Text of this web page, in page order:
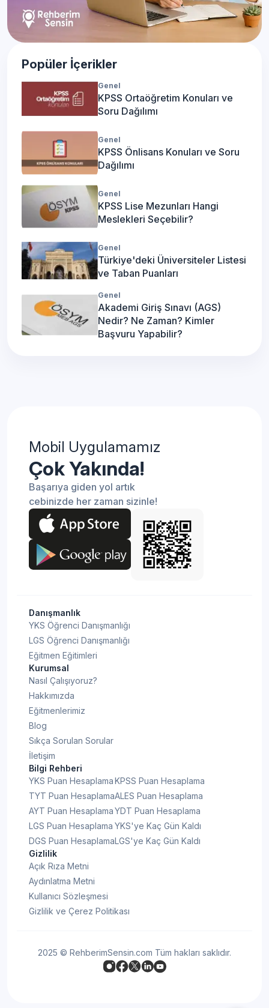
Popüler İçerikler
Genel
KPSS Ortaöğretim Konuları ve
Soru Dağılımı
Genel
KPSS Önlisans Konuları ve Soru
Dağılımı
Genel
KPSS Lise Mezunları Hangi
Meslekleri Seçebilir?
Genel
Türkiye'deki Üniversiteler Listesi
ve Taban Puanları
Genel
Akademi Giriş Sınavı (AGS)
Nedir? Ne Zaman? Kimler
Başvuru Yapabilir?
Mobil Uygulamamız
Çok Yakında!
Başarıya giden yol artık
cebinizde her zaman sizinle!
Danışmanlık
YKS Öğrenci Danışmanlığı
LGS Öğrenci Danışmanlığı
Eğitmen Eğitimleri
Kurumsal
Nasıl Çalışıyoruz?
Hakkımızda
Eğitmenlerimiz
Blog
Sıkça Sorulan Sorular
İletişim
Bilgi Rehberi
YKS Puan Hesaplama
TYT Puan Hesaplama
AYT Puan Hesaplama
LGS Puan Hesaplama
DGS Puan Hesaplama
KPSS Puan Hesaplama
ALES Puan Hesaplama
YDT Puan Hesaplama
YKS'ye Kaç Gün Kaldı
LGS'ye Kaç Gün Kaldı
Gizlilik
Açık Rıza Metni
Aydınlatma Metni
Kullanıcı Sözleşmesi
Gizlilik ve Çerez Politikası
2025 © RehberimSensin.com Tüm hakları saklıdır.